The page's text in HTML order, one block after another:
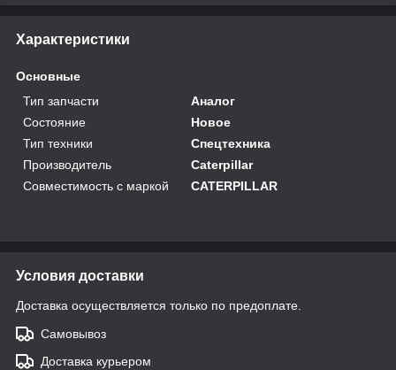
Характеристики
Основные
Тип запчасти
Аналог
Состояние
Новое
Тип техники
Спецтехника
Производитель
Caterpillar
Совместимость с маркой
CATERPILLAR
Условия доставки
Доставка осуществляется только по предоплате.
Самовывоз
Доставка курьером